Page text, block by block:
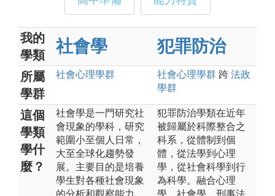
我的
學類
社會學 犯罪防治
所屬
學群
社會心理學群 社會心理學群 跨 法政
學群
這個
學類
學什
麼？
社會學是一門研究社
會現象的學科，研究
範圍小至個人日常，
大至全球化趨勢發
展。主要目的是培養
學生對各種社會現象
的分析和觀察能力，
犯罪防治學類在近年
被歸屬於科際整合之
科系，從體制到個
體，從法學到心理
學，從社會科學到行
為科學。融合心理
學、社會學、刑事法